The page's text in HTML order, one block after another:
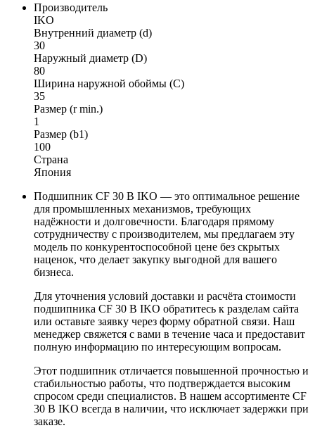
Производитель
IKO
Внутренний диаметр (d)
30
Наружный диаметр (D)
80
Ширина наружной обоймы (C)
35
Размер (r min.)
1
Размер (b1)
100
Страна
Япония
Подшипник CF 30 B IKO — это оптимальное решение
для промышленных механизмов, требующих
надёжности и долговечности. Благодаря прямому
сотрудничеству с производителем, мы предлагаем эту
модель по конкурентоспособной цене без скрытых
наценок, что делает закупку выгодной для вашего
бизнеса.
Для уточнения условий доставки и расчёта стоимости
подшипника CF 30 B IKO обратитесь к разделам сайта
или оставьте заявку через форму обратной связи. Наш
менеджер свяжется с вами в течение часа и предоставит
полную информацию по интересующим вопросам.
Этот подшипник отличается повышенной прочностью и
стабильностью работы, что подтверждается высоким
спросом среди специалистов. В нашем ассортименте CF
30 B IKO всегда в наличии, что исключает задержки при
заказе.